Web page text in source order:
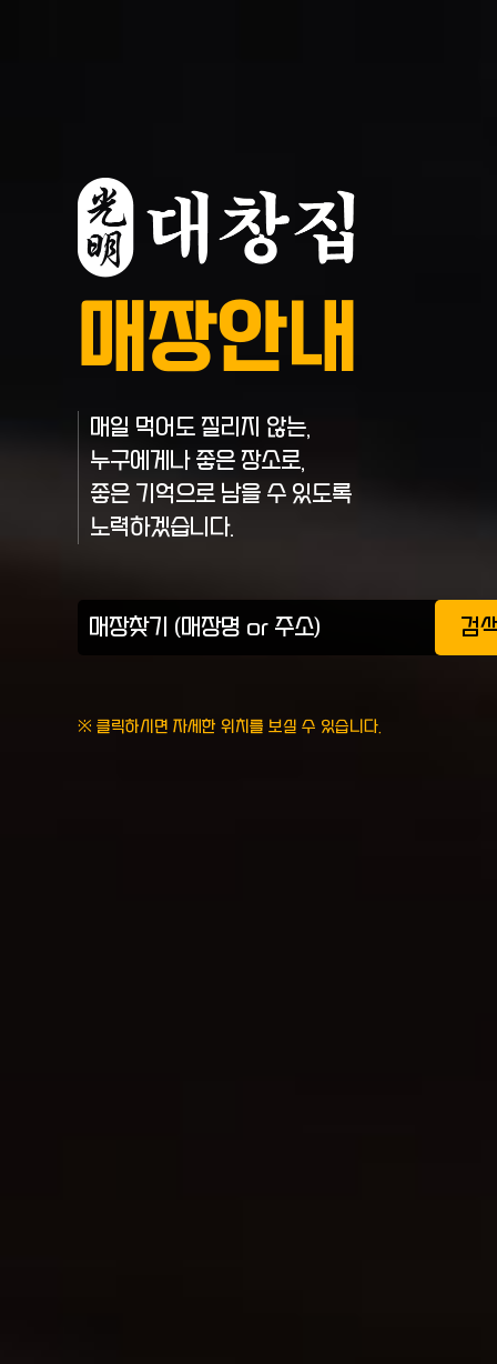
매장안내
매일 먹어도 질리지 않는,
누구에게나 좋은 장소로,
좋은 기억으로 남을 수 있도록
노력하겠습니다.
검
※ 클릭하시면 자세한 위치를 보실 수 있습니다.